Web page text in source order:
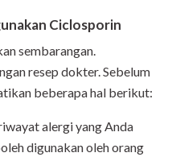
Ciclosporin
sembarangan.
resep dokter. Sebelum
beberapa hal berikut:
alergi yang Anda
digunakan oleh orang